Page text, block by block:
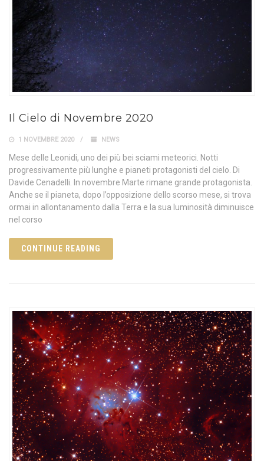
Il Cielo di Novembre 2020
1 NOVEMBRE 2020 NEWS
Mese delle Leonidi, uno dei più bei sciami meteorici. Notti
progressivamente più lunghe e pianeti protagonisti del cielo. Di
Davide Cenadelli. In novembre Marte rimane grande protagonista.
Anche se il pianeta, dopo l’opposizione dello scorso mese, si trova
ormai in allontanamento dalla Terra e la sua luminosità diminuisce
nel corso
CONTINUE READING